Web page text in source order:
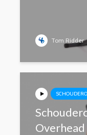
Tom Ridder
Overhead